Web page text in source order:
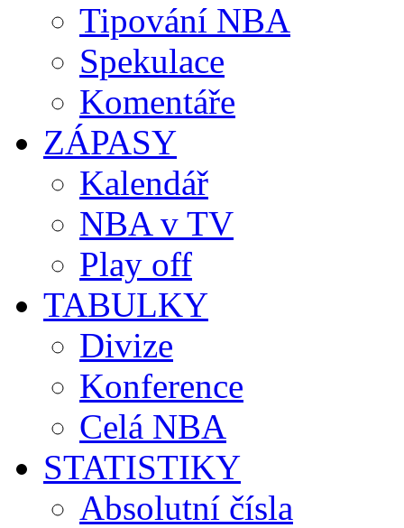
Tipování NBA
Spekulace
Komentáře
ZÁPASY
Kalendář
NBA v TV
Play off
TABULKY
Divize
Konference
Celá NBA
STATISTIKY
Absolutní čísla